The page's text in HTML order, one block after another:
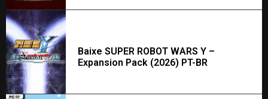
Baixe SUPER ROBOT WARS Y –
Expansion Pack (2026) PT-BR